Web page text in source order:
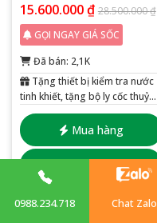
15.600.000₫ 28.500.000₫
Mua hàng
Cho vào giỏ
GỌI NGAY GIÁ SỐC
Đã bán: 2,1K
Tặng thiết bị kiểm tra nước
tinh khiết, tặng bộ ly cốc thuỷ
tinh 6 chiếc
0988.234.718 Chat Zalo